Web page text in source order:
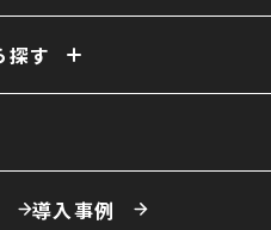
電動シャッター
外壁
クレーン
探す
テント
事務所・オフィス
場 展示場
エコロジー施設
断サービス 屋根改修
導入事例